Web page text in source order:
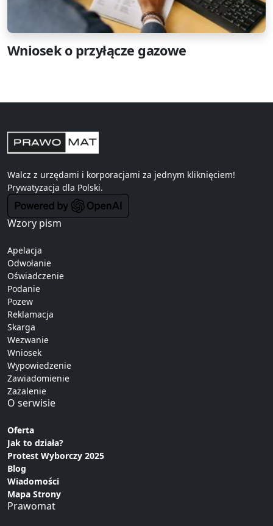
Wniosek o przyłącze gazowe
Walcz z urzędami i korporacjami za jednym kliknięciem!
Prywatyzacja dla Polski.
Wzory pism
Apelacja
Odwołanie
Oświadczenie
Podanie
Pozew
Reklamacja
Skarga
Wezwanie
Wniosek
Wypowiedzenie
Zawiadomienie
Zażalenie
O serwisie
Oferta
Jak to działa?
Protest Wyborczy 2025
Blog
Wiadomości
Mapa Strony
Prawomat